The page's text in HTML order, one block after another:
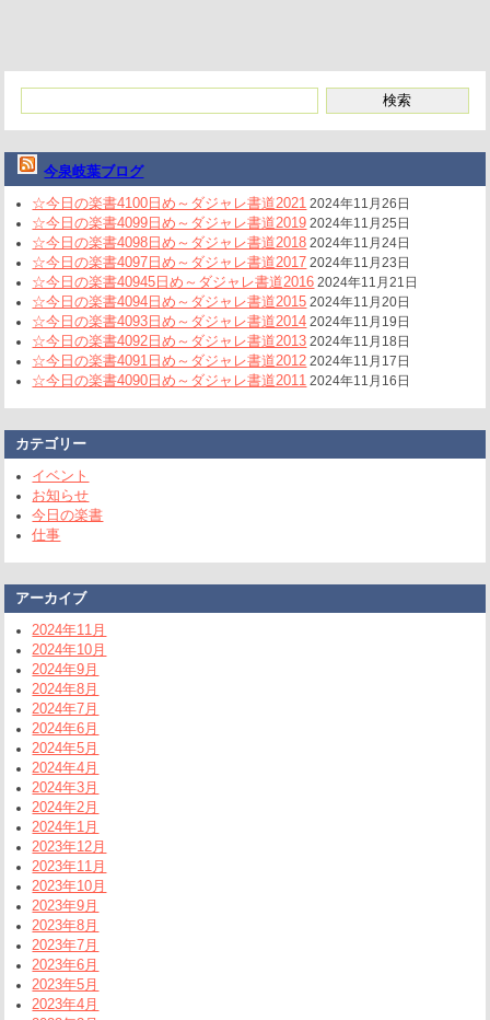
今泉岐葉ブログ
☆今日の楽書4100日め～ダジャレ書道2021 2024年11月26日
☆今日の楽書4099日め～ダジャレ書道2019 2024年11月25日
☆今日の楽書4098日め～ダジャレ書道2018 2024年11月24日
☆今日の楽書4097日め～ダジャレ書道2017 2024年11月23日
☆今日の楽書40945日め～ダジャレ書道2016 2024年11月21日
☆今日の楽書4094日め～ダジャレ書道2015 2024年11月20日
☆今日の楽書4093日め～ダジャレ書道2014 2024年11月19日
☆今日の楽書4092日め～ダジャレ書道2013 2024年11月18日
☆今日の楽書4091日め～ダジャレ書道2012 2024年11月17日
☆今日の楽書4090日め～ダジャレ書道2011 2024年11月16日
カテゴリー
イベント
お知らせ
今日の楽書
仕事
アーカイブ
2024年11月
2024年10月
2024年9月
2024年8月
2024年7月
2024年6月
2024年5月
2024年4月
2024年3月
2024年2月
2024年1月
2023年12月
2023年11月
2023年10月
2023年9月
2023年8月
2023年7月
2023年6月
2023年5月
2023年4月